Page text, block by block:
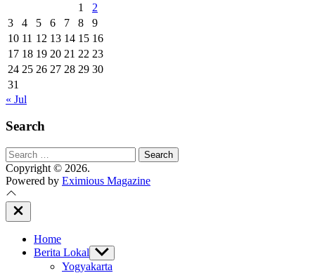
1
2
3
4 5 6 7 8
9
10 11 12 13 14 15 16
17 18 19 20 21 22 23
24 25 26 27 28 29 30
31
« Jul
Search
Search
for:
Copyright © 2026.
Powered by Eximious Magazine
Close
Off
Home
Berita Lokal Show
sub
Yogyakarta